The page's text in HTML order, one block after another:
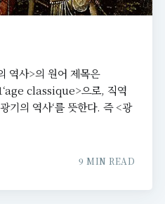
역사>의 원어 제목은
classique>으로, 직역
기의 역사‘를 뜻한다. 즉 <광
9 MIN READ